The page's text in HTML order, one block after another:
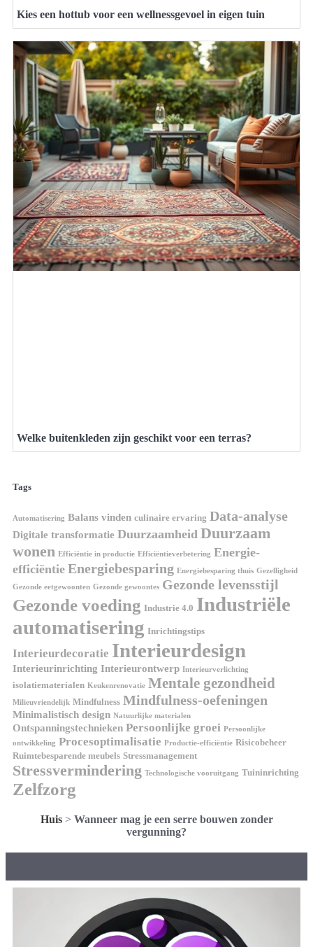
Kies een hottub voor een wellnessgevoel in eigen tuin
Welke buitenkleden zijn geschikt voor een terras?
Tags
Automatisering Balans vinden culinaire ervaring Data-analyse
Digitale transformatie Duurzaamheid Duurzaam
wonen Efficiëntie in productie Efficiëntieverbetering Energie-
efficiëntie Energiebesparing Energiebesparing thuis Gezelligheid
Gezonde eetgewoonten Gezonde gewoontes Gezonde levensstijl
Gezonde voeding Industrie 4.0 Industriële
automatisering Inrichtingstips
Interieurdecoratie Interieurdesign
Interieurinrichting Interieurontwerp Interieurverlichting
isolatiematerialen Keukenrenovatie Mentale gezondheid
Milieuvriendelijk Mindfulness Mindfulness-oefeningen
Minimalistisch design Natuurlijke materialen
Ontspanningstechnieken Persoonlijke groei Persoonlijke
ontwikkeling Procesoptimalisatie Productie-efficiëntie Risicobeheer
Ruimtebesparende meubels Stressmanagement
Stressvermindering Technologische vooruitgang Tuininrichting
Zelfzorg
Huis> Wanneer mag je een serre bouwen zonder
vergunning?